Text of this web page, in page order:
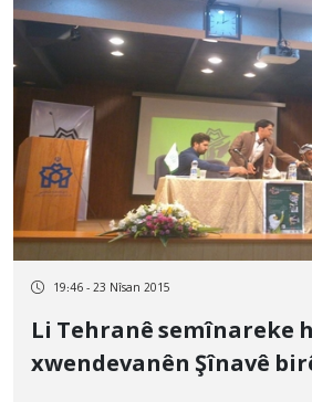
19:46 - 23 Nîsan 2015
Li Tehranê semînareke
xwendevanên Şînavê